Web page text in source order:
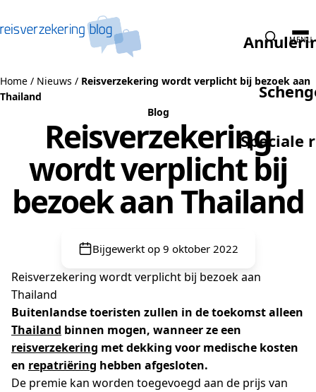
Speciale
MENU
Home / Nieuws / Reisverzekering wordt verplicht bij bezoek aan
Thailand
Blog
Reisverzekering
wordt verplicht bij
bezoek aan Thailand
Bijgewerkt op 9 oktober 2022
Reisverzekering wordt verplicht bij bezoek aan
Thailand
Buitenlandse toeristen zullen in de toekomst alleen
Thailand binnen mogen, wanneer ze een
reisverzekering met dekking voor medische kosten
en repatriëring hebben afgesloten.
De premie kan worden toegevoegd aan de prijs van